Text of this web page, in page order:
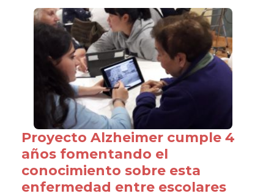
Proyecto Alzheimer cumple 4
años fomentando el
conocimiento sobre esta
enfermedad entre escolares